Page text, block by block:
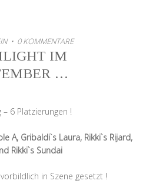
• 0 KOMMENTARE
IM
…
– 6 Platzierungen !
A, Gribaldi`s Laura, Rikki`s Rijard,
Rikki`s Sundai
in Szene gesetzt !